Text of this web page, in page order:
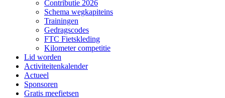
Contributie 2026
Schema wegkapiteins
Trainingen
Gedragscodes
FTC Fietskleding
Kilometer competitie
Lid worden
Activiteitenkalender
Actueel
Sponsoren
Gratis meefietsen